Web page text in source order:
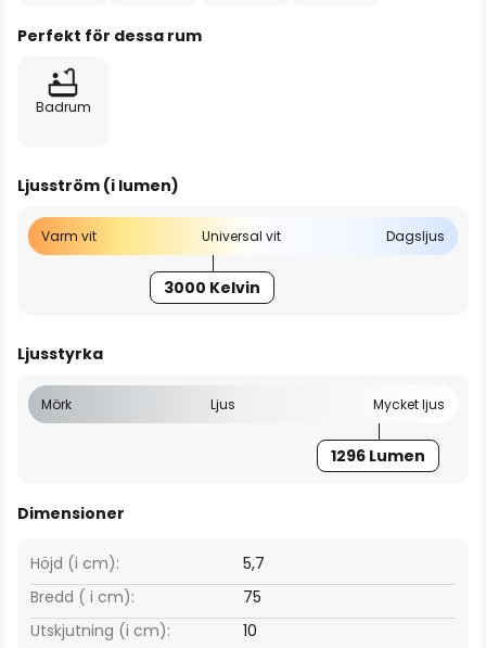
Perfekt för dessa rum
Badrum
Ljusström (i lumen)
Varm vit Universal vit Dagsljus
3000 Kelvin
Ljusstyrka
Mörk Ljus Mycket ljus
1296 Lumen
Dimensioner
Bredd ( i cm): 75
Höjd (i cm): 5,7
Utskjutning (i cm): 10